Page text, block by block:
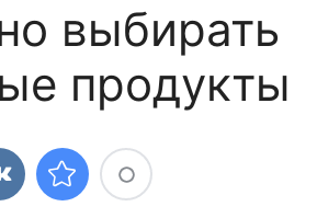
выбирать
продукты